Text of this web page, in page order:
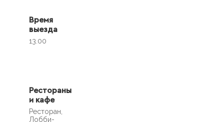
Время
выезда
13.00
Рестораны
и кафе
Ресторан,
Лобби-